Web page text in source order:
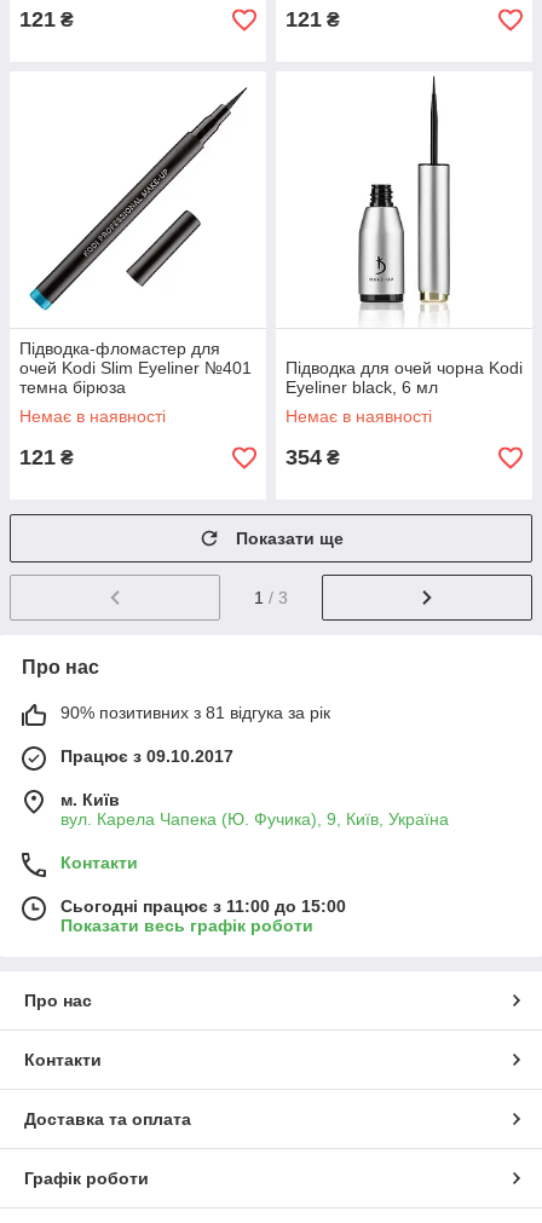
121 ₴ 121 ₴
Підводка-фломастер для
очей Kodi Slim Eyeliner №401
темна бірюза
Немає в наявності
121 ₴
Підводка для очей чорна Kodi
Eyeliner black, 6 мл
Немає в наявності
354 ₴
Показати ще
1 / 3
Про нас
90% позитивних з 81 відгука за рік
Працює з 09.10.2017
м. Київ
вул. Карела Чапека (Ю. Фучика), 9, Київ, Україна
Контакти
Сьогодні працює з 11:00 до 15:00
Показати весь графік роботи
Про нас
Контакти
Доставка та оплата
Графік роботи